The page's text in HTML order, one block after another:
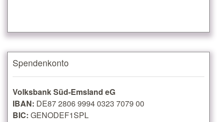
Spendenkonto
Volksbank Süd-Emsland eG
IBAN: DE87 2806 9994 0323 7079 00
BIC: GENODEF1SPL